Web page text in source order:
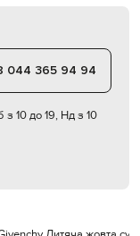
044 365 94 94
10 до 19, Нд з 10